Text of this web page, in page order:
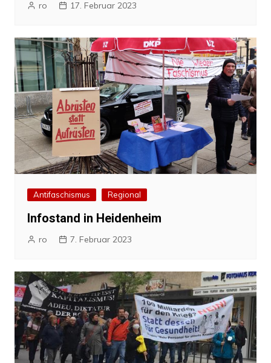
ro 17. Februar 2023
Antifaschismus Regional
Infostand in Heidenheim
ro 7. Februar 2023